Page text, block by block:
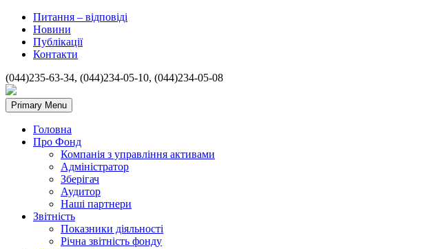
Питання – відповіді
Новини
Публікації
Контакти
(044)235-63-34, (044)234-05-10, (044)234-05-08
Primary Menu
Головна
Про Фонд
Компанія з управління активами
Адміністратор
Зберігач
Аудитор
Наші партнери
Звітність
Показники діяльності
Річна звітність фонду